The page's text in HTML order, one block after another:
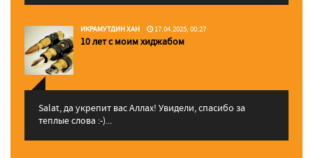
ИКРАМУТДИН ХАН 17.04.2025, 00:27
10 лет с моим хиджабом
Salat, да укрепит вас Аллаx! Увидели, спасибо за
теплые слова :-)...